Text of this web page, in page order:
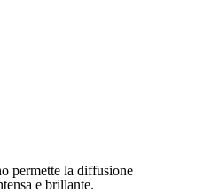
permette la diffusione
e brillante.